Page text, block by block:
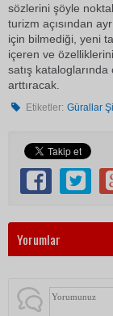
sözlerini şöyle
turizm açısından
için bilmediği, yeni
içeren ve
satış
arttıracak.
Etiketler: Gürallar
Yorumlar